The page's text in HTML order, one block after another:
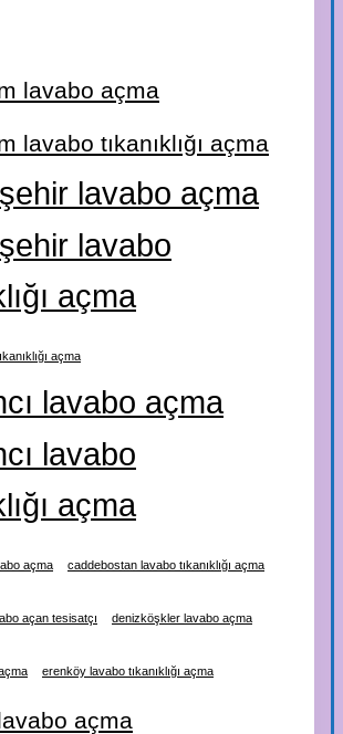
lavabo açma
lavabo tıkanıklığı açma
lavabo açma
lavabo
açma
açma
lavabo açma
lavabo
açma
açma caddebostan lavabo tıkanıklığı açma
açan tesisatçı denizköşkler lavabo açma
erenköy lavabo tıkanıklığı açma
açma